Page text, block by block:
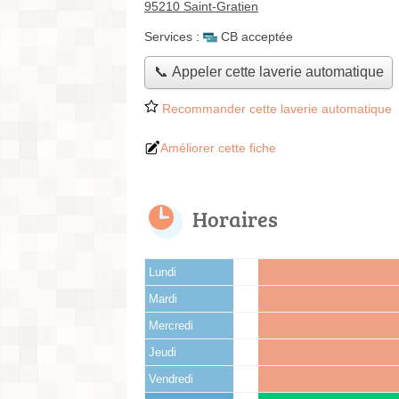
95210 Saint-Gratien
Services : CB acceptée
📞 Appeler cette laverie automatique
Recommander cette laverie automatique
Améliorer cette fiche
Horaires
Lundi
Mardi
Mercredi
Jeudi
Vendredi